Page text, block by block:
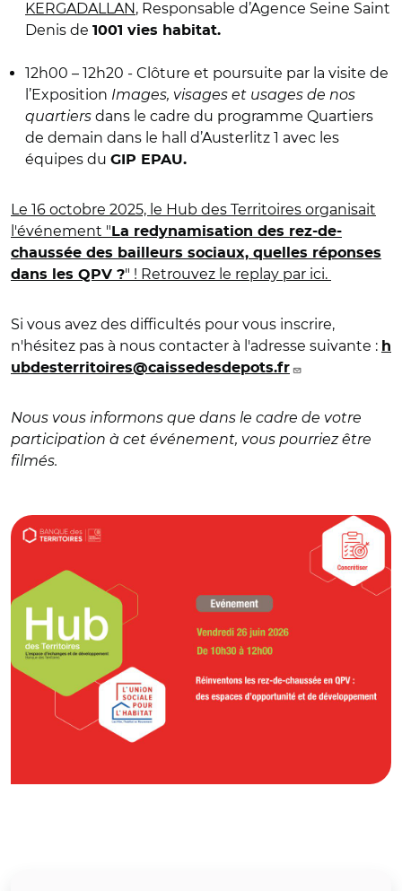
KERGADALLAN, Responsable d’Agence Seine Saint
Denis de 1001 vies habitat.
12h00 – 12h20 - Clôture et poursuite par la visite de
l’Exposition Images, visages et usages de nos
quartiers dans le cadre du programme Quartiers
de demain dans le hall d’Austerlitz 1 avec les
équipes du GIP EPAU.
Le 16 octobre 2025, le Hub des Territoires organisait
l'événement " La redynamisation des rez-de-
chaussée des bailleurs sociaux, quelles réponses
dans les QPV ?" ! Retrouvez le replay par ici.
Si vous avez des difficultés pour vous inscrire,
n'hésitez pas à nous contacter à l'adresse suivante : h
ubdesterritoires@caissedesdepots.fr
Nous vous informons que dans le cadre de votre
participation à cet événement, vous pourriez être
filmés.